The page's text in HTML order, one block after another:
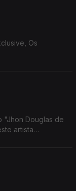
Os
"Jhon Douglas de
artista